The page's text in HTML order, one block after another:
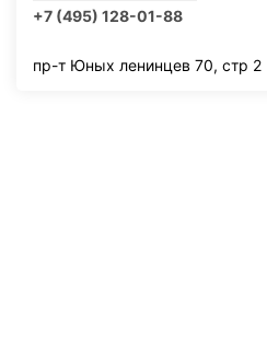
+7 (495) 128-01-88
пр-т Юных ленинцев 70, стр 2